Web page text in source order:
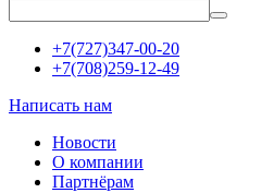
+7(727)347-00-20
+7(708)259-12-49
Написать нам
Новости
О компании
Партнёрам